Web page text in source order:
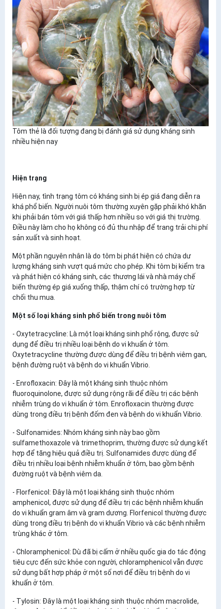
​Tôm thẻ là đối tượng đang bị đánh giá sử dụng kháng sinh
nhiều hiện nay
Hiện trạng
Hiện nay, tình trạng tôm có kháng sinh bị ép giá đang diễn ra
khá phổ biến. Người nuôi tôm thường xuyên gặp phải khó khăn
khi phải bán tôm với giá thấp hơn nhiều so với giá thị trường.
Điều này làm cho họ không có đủ thu nhập để trang trải chi phí
sản xuất và sinh hoạt.
Một phần nguyên nhân là do tôm bị phát hiện có chứa dư
lượng kháng sinh vượt quá mức cho phép. Khi tôm bị kiểm tra
và phát hiện có kháng sinh, các thương lái và nhà máy chế
biến thường ép giá xuống thấp, thậm chí có trường hợp từ
chối thu mua.
Một số loại kháng sinh phổ biến trong nuôi tôm
- Oxytetracycline: Là một loại kháng sinh phổ rộng, được sử
dụng để điều trị nhiều loại bệnh do vi khuẩn ở tôm.
Oxytetracycline thường được dùng để điều trị bệnh viêm gan,
bệnh đường ruột và bệnh do vi khuẩn Vibrio.
- Enrofloxacin: Đây là một kháng sinh thuộc nhóm
fluoroquinolone, được sử dụng rộng rãi để điều trị các bệnh
nhiễm trùng do vi khuẩn ở tôm. Enrofloxacin thường được
dùng trong điều trị bệnh đốm đen và bệnh do vi khuẩn Vibrio.
- Sulfonamides: Nhóm kháng sinh này bao gồm
sulfamethoxazole và trimethoprim, thường được sử dụng kết
hợp để tăng hiệu quả điều trị. Sulfonamides được dùng để
điều trị nhiều loại bệnh nhiễm khuẩn ở tôm, bao gồm bệnh
đường ruột và bệnh viêm da.
- Florfenicol: Đây là một loại kháng sinh thuộc nhóm
amphenicol, được sử dụng để điều trị các bệnh nhiễm khuẩn
do vi khuẩn gram âm và gram dương. Florfenicol thường được
dùng trong điều trị bệnh do vi khuẩn Vibrio và các bệnh nhiễm
trùng khác ở tôm.
- Chloramphenicol: Dù đã bị cấm ở nhiều quốc gia do tác động
tiêu cực đến sức khỏe con người, chloramphenicol vẫn được
sử dụng bất hợp pháp ở một số nơi để điều trị bệnh do vi
khuẩn ở tôm.
- Tylosin: Đây là một loại kháng sinh thuộc nhóm macrolide,